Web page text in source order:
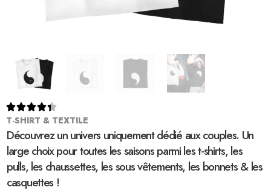

T-SHIRT & TEXTILE
Découvrez un univers uniquement dédié aux couples. Un
large choix pour toutes les saisons parmi les t-shirts, les
pulls, les chaussettes, les sous vêtements, les bonnets & les
casquettes !